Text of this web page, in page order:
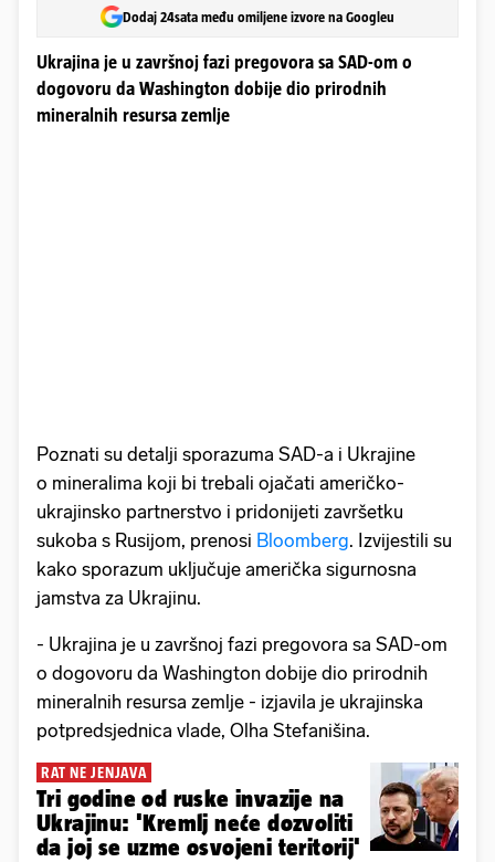
Dodaj 24sata među omiljene izvore na Googleu
Ukrajina je u završnoj fazi pregovora sa SAD-om o
dogovoru da Washington dobije dio prirodnih
mineralnih resursa zemlje
Poznati su detalji sporazuma SAD-a i Ukrajine
o mineralima koji bi trebali ojačati američko-
ukrajinsko partnerstvo i pridonijeti završetku
sukoba s Rusijom, prenosi Bloomberg. Izvijestili su
kako sporazum uključuje američka sigurnosna
jamstva za Ukrajinu.
- Ukrajina je u završnoj fazi pregovora sa SAD-om
o dogovoru da Washington dobije dio prirodnih
mineralnih resursa zemlje - izjavila je ukrajinska
potpredsjednica vlade, Olha Stefanišina.
RAT NE JENJAVA
Tri godine od ruske invazije na
Ukrajinu: 'Kremlj neće dozvoliti
da joj se uzme osvojeni teritorij'